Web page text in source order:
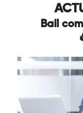
Bail